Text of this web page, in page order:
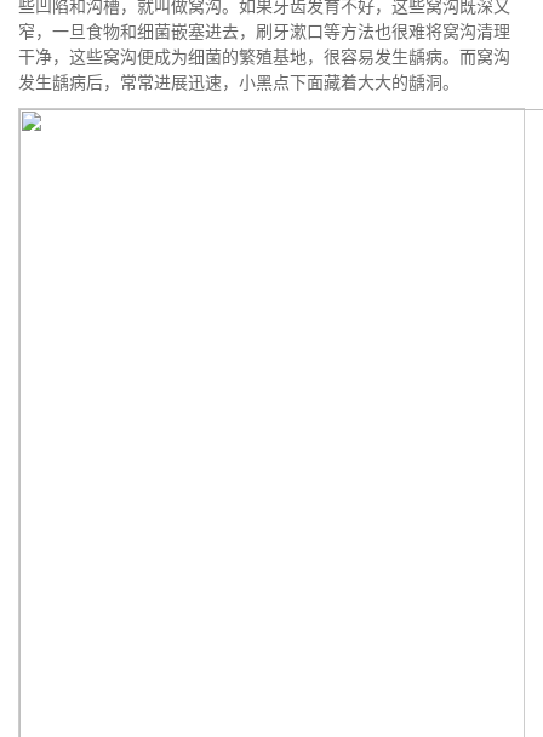
些凹陷和沟槽，就叫做窝沟。如果牙齿发育不好，这些窝沟既深又
窄，一旦食物和细菌嵌塞进去，刷牙漱口等方法也很难将窝沟清理
干净，这些窝沟便成为细菌的繁殖基地，很容易发生龋病。而窝沟
发生龋病后，常常进展迅速，小黑点下面藏着大大的龋洞。